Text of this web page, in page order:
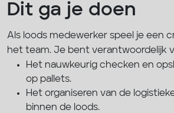
Dit ga je doen
Als loods medewerker speel je een
het team. Je bent verantwoordelijk
Het nauwkeurig checken en
op pallets.
Het organiseren van de
binnen de loods.